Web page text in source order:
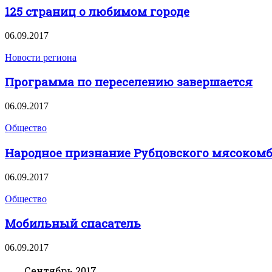
125 страниц о любимом городе
06.09.2017
Новости региона
Программа по переселению завершается
06.09.2017
Общество
Народное признание Рубцовского
06.09.2017
Общество
Мобильный спасатель
06.09.2017